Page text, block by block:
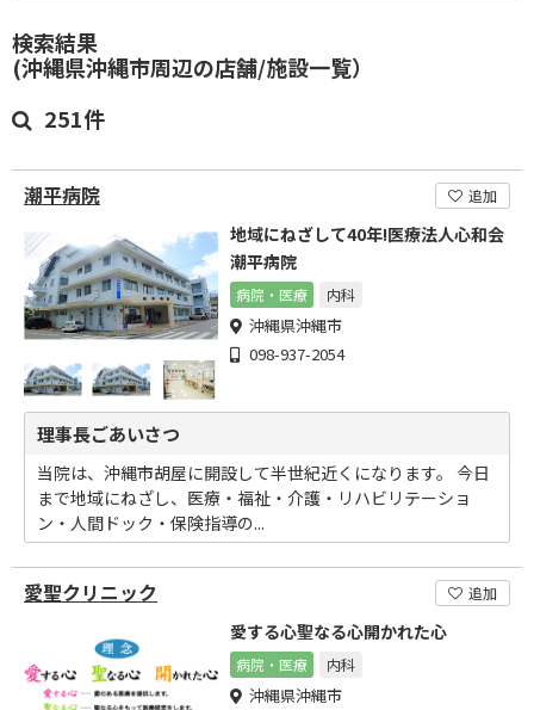
検索結果
(沖縄県沖縄市周辺の店舗/施設一覧）
251件
潮平病院 追加
地域にねざして40年!医療法人心和会
潮平病院
病院・医療 内科
沖縄県沖縄市
098-937-2054
理事長ごあいさつ
当院は、沖縄市胡屋に開設して半世紀近くになります。 今日
まで地域にねざし、医療・福祉・介護・リハビリテーショ
ン・人間ドック・保険指導の...
愛聖クリニック 追加
愛する心聖なる心開かれた心
病院・医療 内科
沖縄県沖縄市